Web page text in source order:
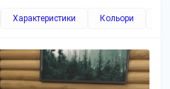
Характеристики Кольори